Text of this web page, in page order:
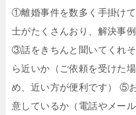
①離婚事件を数多く手掛け
士がたくさんおり、解決事
③話をきちんと聞いてくれ
ら近いか（ご依頼を受けた
め、近い方が便利です） ⑤
意しているか（電話やメー